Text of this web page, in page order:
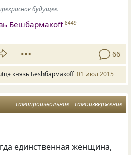
будущее.
Бешбармакоff 8449
66
князь Беshбармакоff 01 июл 2015
самопроизвольное самоизвержение
единственная женщина,